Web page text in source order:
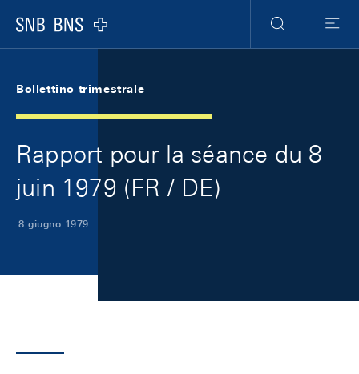
Logo
Ricerca
Menu
Bollettino trimestrale
Rapport pour la séance du 8
juin 1979 (FR / DE)
8 giugno 1979